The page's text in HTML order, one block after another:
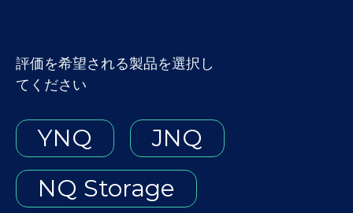
評価を希望される製品を選択し
てください
YNQ
JNQ
NQ Storage